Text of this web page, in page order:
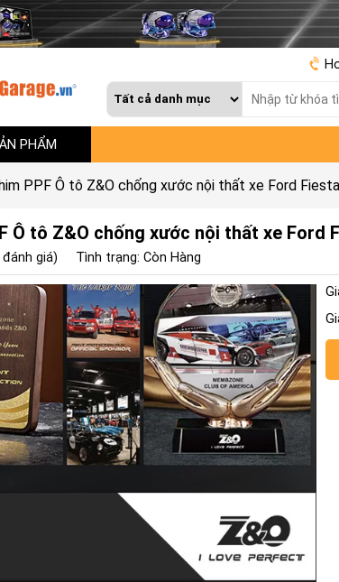
PHẨM
PPF Ô tô Z&O chống xước nội thất xe Ford Fiesta
Ô tô Z&O chống xước nội thất xe Ford
giá) Tình trạng: Còn Hàng